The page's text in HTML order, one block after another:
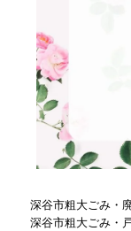
深谷市粗大ごみ・
深谷市粗大ごみ・